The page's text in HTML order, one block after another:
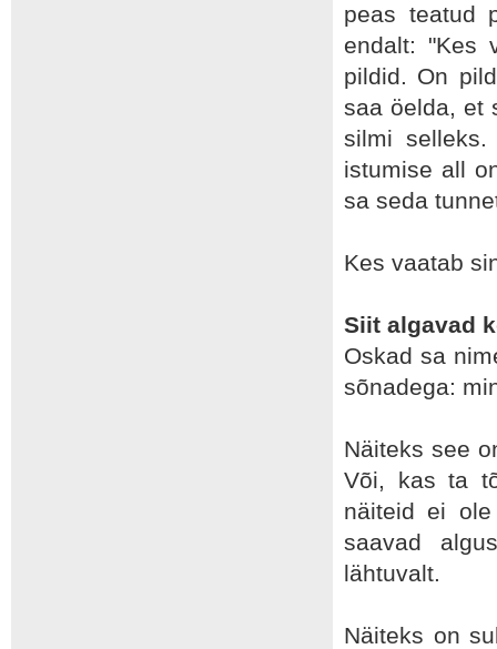
peas teatud
endalt: "Kes
pildid. On
saa öelda, et
silmi
istumise all
sa seda
Kes vaatab
Siit algavad
Oskad sa
sõnadega:
Näiteks see
Või, kas ta
näiteid ei
saavad
lähtuvalt.
Näiteks on